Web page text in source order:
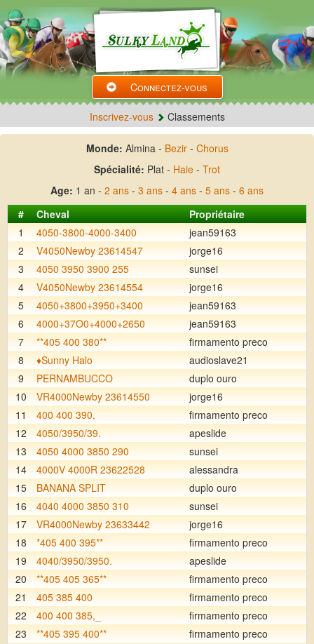
Connectez-vous
Inscrivez-vous Classements
Monde: Almina - Bezir- Chorus
Spécialité: Plat - Haie - Trot
Age: 1 an - 2 ans - 3 ans - 4 ans - 5 ans - 6 ans
#
Cheval
Propriétaire
1
4050-3800-4000-3400 jean59163
2
V4050Newby 23614547 jorge16
3
4050 3950 3900 255
sunsei
4
V4050Newby 23614554
jorge16
5
4050+3800+3950+3400
jean59163
6
4000+37O0+4000+2650
jean59163
7
**405 400 380**
firmamento preco
8
♦️Sunny Halo
audioslave21
9
PERNAMBUCCO
duplo ouro
10
VR4000Newby 23614550
jorge16
11
400 400 390,
firmamento preco
12
4050/3950/39.
apeslide
13
4050 4000 3850 290
sunsei
14
4000V 4000R 23622528
alessandra
15
BANANA SPLIT
duplo ouro
16
4040 4000 3850 310
sunsei
17
VR4000Newby 23633442
jorge16
18
*405 400 395**
firmamento preco
19
4040/3950/3950.
apeslide
20
**405 405 365**
firmamento preco
21
405 385 400
firmamento preco
22
400 400 385,_
firmamento preco
23
**405 395 400**
firmamento preco